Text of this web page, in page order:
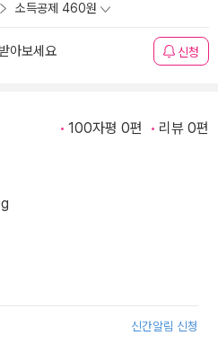
소득공제 460원
아보세요 신청
100자평 0편 리뷰 0편
신간알림 신청